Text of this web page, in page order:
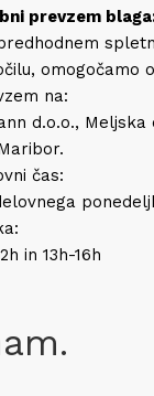
prevzem
omogočamo
na:
d.o.o., Meljska
čas:
in 13h-16h